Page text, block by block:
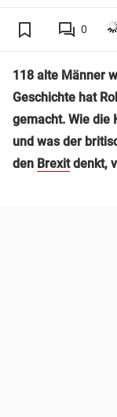
0
118 alte Männer
Geschichte hat
gemacht. Wie die
und was der
den Brexitdenkt,